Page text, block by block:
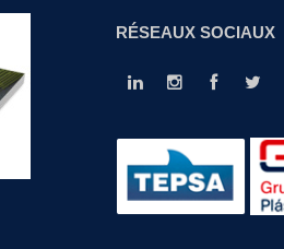
RÉSEAUX SOCIAUX